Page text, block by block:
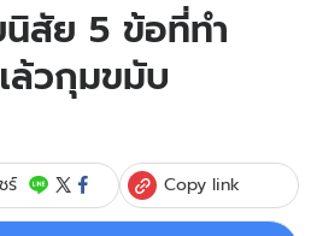
สัย 5 ข้อที่ทำ
ล้วกุมขมับ
ร์ Copy link